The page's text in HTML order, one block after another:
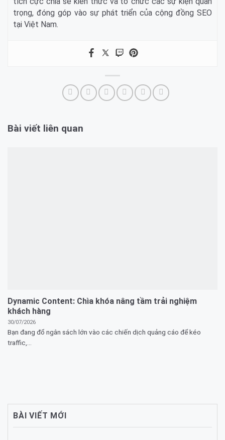
trọng, đóng góp vào sự phát triển của cộng đồng SEO
tại Việt Nam.
Bài viết liên quan
Dynamic Content: Chìa khóa nâng tầm trải nghiệm
khách hàng
30/07/2026
Bạn đang đổ ngân sách lớn vào các chiến dịch quảng cáo để kéo
traffic,...
BÀI VIẾT MỚI